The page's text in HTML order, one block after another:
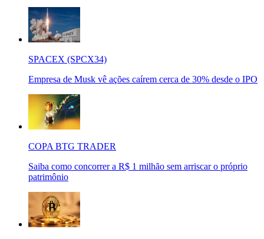
SPACEX (SPCX34)
Empresa de Musk vê ações caírem cerca de 30% desde o IPO
COPA BTG TRADER
Saiba como concorrer a R$ 1 milhão sem arriscar o próprio
patrimônio